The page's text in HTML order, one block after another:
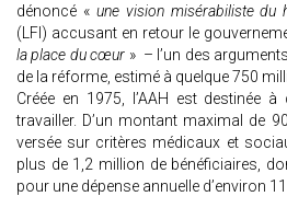
dénoncé « une vision misérabiliste du
(LFI) accusant en retour le
la place du cœur » – l’un des
de la réforme, estimé à quelque 750
Créée en 1975, l’AAH est destinée
travailler. D’un montant maximal de
versée sur critères médicaux et
plus de 1,2 million de bénéficiaires,
pour une dépense annuelle d’environ